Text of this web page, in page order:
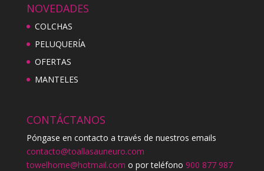
NOVEDADES
COLCHAS
PELUQUERÍA
OFERTAS
MANTELES
CONTÁCTANOS
Póngase en contacto a través de nuestros emails
contacto@toallasauneuro.com
towelhome@hotmail.com o por teléfono 900 877 987